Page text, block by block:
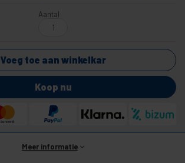
Aantal
Voeg toe aan winkelkar
Koop nu
Meer informatie